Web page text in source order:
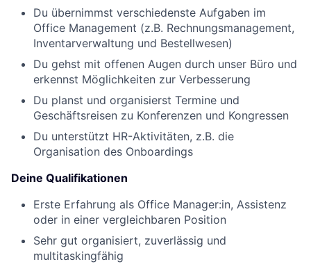
Du übernimmst verschiedenste Aufgaben im
Office Management (z.B. Rechnungsmanagement,
Inventarverwaltung und Bestellwesen)
Du gehst mit offenen Augen durch unser Büro und
erkennst Möglichkeiten zur Verbesserung
Du planst und organisierst Termine und
Geschäftsreisen zu Konferenzen und Kongressen
Du unterstützt HR-Aktivitäten, z.B. die
Organisation des Onboardings
Deine Qualifikationen
Erste Erfahrung als Office Manager:in, Assistenz
oder in einer vergleichbaren Position
Sehr gut organisiert, zuverlässig und
multitaskingfähig